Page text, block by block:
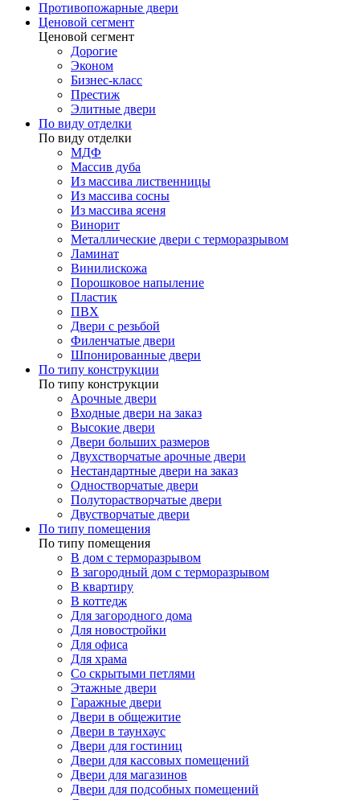
Противопожарные двери
Ценовой сегмент
Ценовой сегмент
Дорогие
Эконом
Бизнес-класс
Престиж
Элитные двери
По виду отделки
По виду отделки
МДФ
Массив дуба
Из массива лиственницы
Из массива сосны
Из массива ясеня
Винорит
Металлические двери с терморазрывом
Ламинат
Винилискожа
Порошковое напыление
Пластик
ПВХ
Двери с резьбой
Филенчатые двери
Шпонированные двери
По типу конструкции
По типу конструкции
Арочные двери
Входные двери на заказ
Высокие двери
Двери больших размеров
Двухстворчатые арочные двери
Нестандартные двери на заказ
Одностворчатые двери
Полуторастворчатые двери
Двустворчатые двери
По типу помещения
По типу помещения
В дом с терморазрывом
В загородный дом с терморазрывом
В квартиру
В коттедж
Для загородного дома
Для новостройки
Для офиса
Для храма
Со скрытыми петлями
Этажные двери
Гаражные двери
Двери в общежитие
Двери в таунхаус
Двери для гостиниц
Двери для кассовых помещений
Двери для магазинов
Двери для подсобных помещений